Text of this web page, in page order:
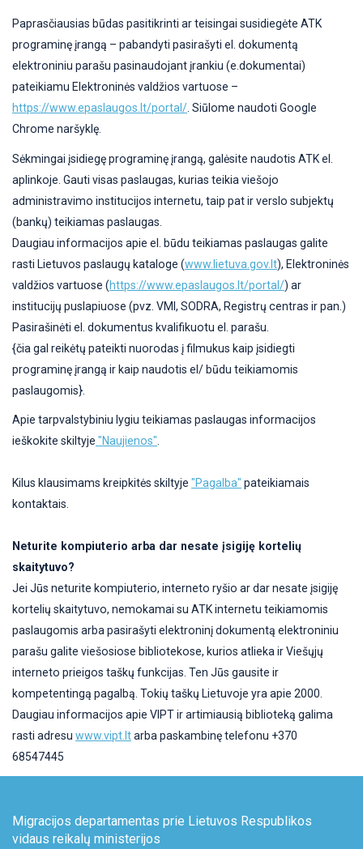
Paprasčiausias būdas pasitikrinti ar teisingai susidiegėte ATK
programinę įrangą – pabandyti pasirašyti el. dokumentą
elektroniniu parašu pasinaudojant įrankiu (e.dokumentai)
pateikiamu Elektroninės valdžios vartuose –
https://www.epaslaugos.lt/portal/ . Siūlome naudoti Google
Chrome naršyklę.
Sėkmingai įsidiegę programinę įrangą, galėsite naudotis ATK el.
aplinkoje. Gauti visas paslaugas, kurias teikia viešojo
administravimo institucijos internetu, taip pat ir verslo subjektų
(bankų) teikiamas paslaugas.
Daugiau informacijos apie el. būdu teikiamas paslaugas galite
rasti Lietuvos paslaugų kataloge (www.lietuva.gov.lt), Elektroninės
valdžios vartuose (https://www.epaslaugos.lt/portal/) ar
institucijų puslapiuose (pvz. VMI, SODRA, Registrų centras ir pan.)
Pasirašinėti el. dokumentus kvalifikuotu el. parašu.
{čia gal reikėtų pateikti nuorodas į filmukus kaip įsidiegti
programinę įrangą ir kaip naudotis el/ būdu teikiamomis
paslaugomis}.
Apie tarpvalstybiniu lygiu teikiamas paslaugas informacijos
ieškokite skiltyje "Naujienos"
Kilus klausimams kreipkitės skiltyje "Pagalba" pateikiamais
kontaktais.
Neturite kompiuterio arba dar nesate įsigiję kortelių
skaitytuvo?
Jei Jūs neturite kompiuterio, interneto ryšio ar dar nesate įsigiję
kortelių skaitytuvo, nemokamai su ATK internetu teikiamomis
paslaugomis arba pasirašyti elektroninį dokumentą elektroniniu
parašu galite viešosiose bibliotekose, kurios atlieka ir Viešųjų
interneto prieigos taškų funkcijas. Ten Jūs gausite ir
kompetentingą pagalbą. Tokių taškų Lietuvoje yra apie 2000.
Daugiau informacijos apie VIPT ir artimiausią biblioteką galima
rasti adresu www.vipt.ltarba paskambinę telefonu +370
68547445
Migracijos departamentas prie Lietuvos Respublikos
vidaus reikalų ministerijos